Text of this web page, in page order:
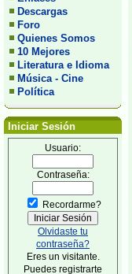
Descargas
Foro
Quienes Somos
10 Mejores
Literatura e Idioma
Música - Cine
Política
Iniciar Sesión
Usuario:
Contraseña:
Recordarme?
Olvidaste tu
contraseña?
Eres un visitante.
Puedes registrarte